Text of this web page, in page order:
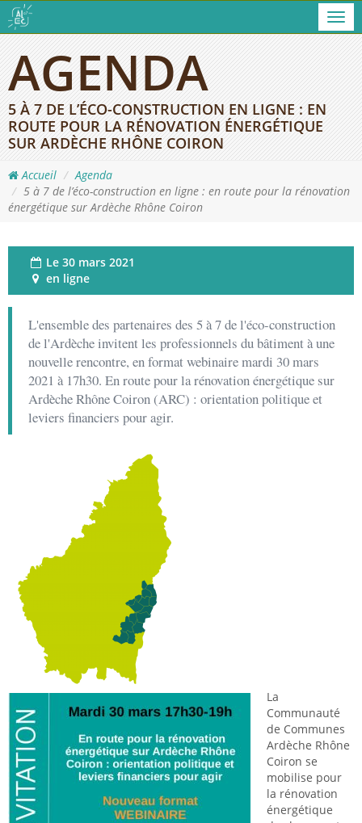
AGENDA
5 À 7 DE L’ÉCO-CONSTRUCTION EN LIGNE : EN
ROUTE POUR LA RÉNOVATION ÉNERGÉTIQUE
SUR ARDÈCHE RHÔNE COIRON
Accueil
Agenda
5 à 7 de l’éco-construction en ligne : en route pour la rénovation
énergétique sur Ardèche Rhône Coiron
Le 30 mars 2021
en ligne
L'ensemble des partenaires des 5 à 7 de l'éco-construction
de l'Ardèche invitent les professionnels du bâtiment à une
nouvelle rencontre, en format webinaire mardi 30 mars
2021 à 17h30. En route pour la rénovation énergétique sur
Ardèche Rhône Coiron (ARC) : orientation politique et
leviers financiers pour agir.
La
Communauté
de Communes
Ardèche Rhône
Coiron se
mobilise pour
la rénovation
énergétique